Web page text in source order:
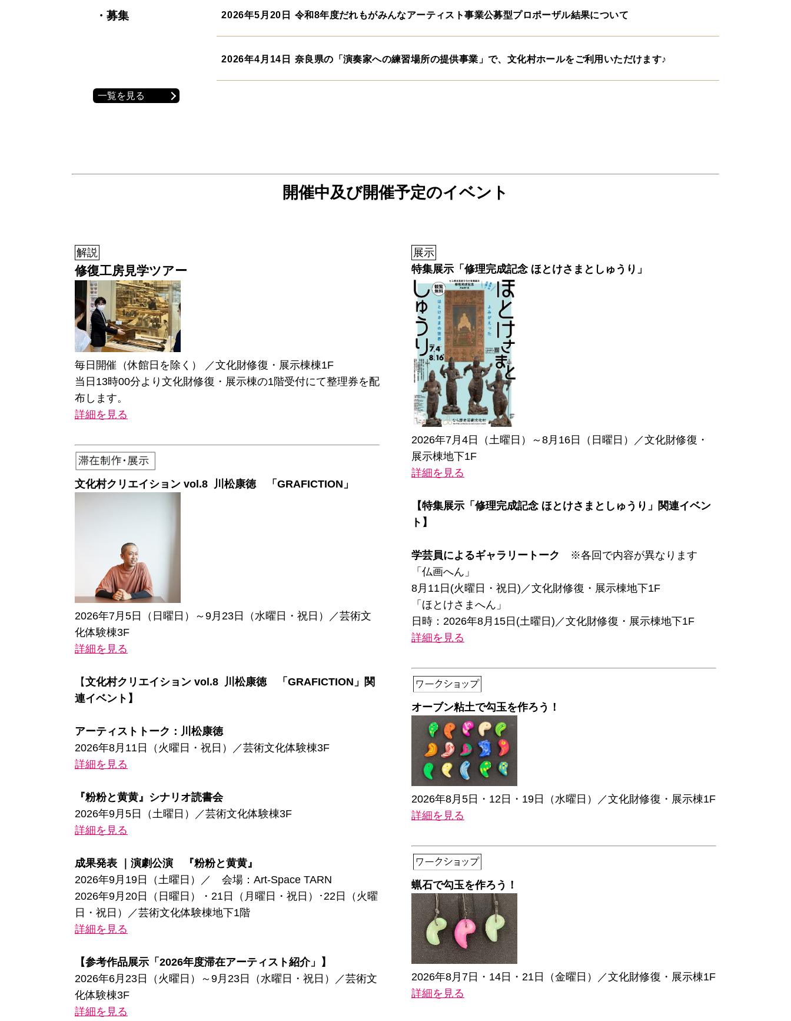
2026年5月20日 令和8年度だれもがみんなアーティスト事業公募型プロポーザル結果について
2026年4月14日 奈良県の「演奏家への練習場所の提供事業」で、文化村ホールをご利用いただけます♪
・募集
一覧を見る
開催中及び開催予定のイベント
解説
修復工房見学ツアー
毎日開催（休館日を除く） ／文化財修復・展示棟棟1F
当日13時00分より文化財修復・展示棟の1階受付にて整理券を配
布します。
詳細を見る
文化村クリエイション vol.8 川松康徳 「GRAFICTION」
2026年7月5日（日曜日）～9月23日（水曜日・祝日）／芸術文
化体験棟3F
詳細を見る
【文化村クリエイション vol.8 川松康徳 「GRAFICTION」関
連イベント】
アーティストトーク：川松康徳
2026年8月11日（火曜日・祝日）／芸術文化体験棟3F
詳細を見る
『粉粉と黄黄』シナリオ読書会
2026年9月5日（土曜日）／芸術文化体験棟3F
詳細を見る
成果発表 ｜演劇公演 『粉粉と黄黄』
2026年9月19日（土曜日）／ 会場：Art-Space TARN
2026年9月20日（日曜日）・21日（月曜日・祝日）･22日（火曜
日・祝日）／芸術文化体験棟地下1階
詳細を見る
【参考作品展示「2026年度滞在アーティスト紹介」】
2026年6月23日（火曜日）～9月23日（水曜日・祝日）／芸術文
化体験棟3F
詳細を見る
展示
特集展示「修理完成記念 ほとけさまとしゅうり」
2026年7月4日（土曜日）～8月16日（日曜日）／文化財修復・
展示棟地下1F
詳細を見る
【特集展示「修理完成記念 ほとけさまとしゅうり」関連イベン
ト】
学芸員によるギャラリートーク ※各回で内容が異なります
「仏画へん」
8月11日(火曜日・祝日)／文化財修復・展示棟地下1F
「ほとけさまへん」
日時：2026年8月15日(土曜日)／文化財修復・展示棟地下1F
詳細を見る
オーブン粘土で勾玉を作ろう！
2026年8月5日・12日・19日（水曜日）／文化財修復・展示棟1F
詳細を見る
蝋石で勾玉を作ろう！
2026年8月7日・14日・21日（金曜日）／文化財修復・展示棟1F
詳細を見る